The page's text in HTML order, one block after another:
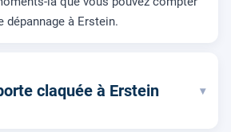
dépannage à Erstein.
claquée à Erstein ▾